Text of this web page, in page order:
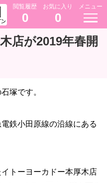
閲覧履歴
0
お気に入り
0
メニュー
店が2019年春開
塚です。
鉄小田原線の沿線にある
トーヨーカドー本厚木店